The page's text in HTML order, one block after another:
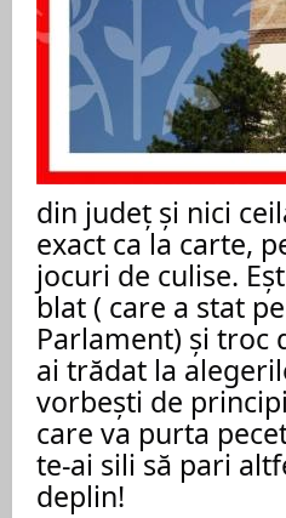
din județ și nici
exact ca la carte,
jocuri de culise.
blat ( care a stat
Parlament) și troc
ai trădat la
vorbești de
care va purta
te-ai sili să pari
deplin!